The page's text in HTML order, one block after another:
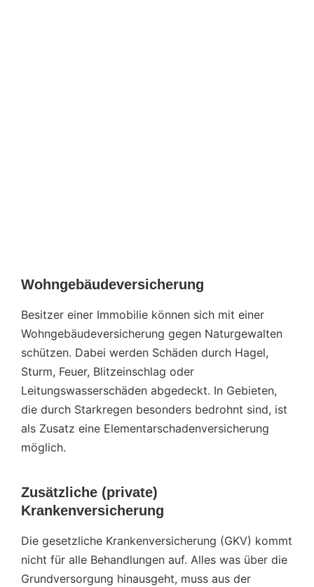
Wohngebäudeversicherung
Besitzer einer Immobilie können sich mit einer
Wohngebäudeversicherung gegen Naturgewalten
schützen. Dabei werden Schäden durch Hagel,
Sturm, Feuer, Blitzeinschlag oder
Leitungswasserschäden abgedeckt. In Gebieten,
die durch Starkregen besonders bedrohnt sind, ist
als Zusatz eine Elementarschadenversicherung
möglich.
Zusätzliche (private)
Krankenversicherung
Die gesetzliche Krankenversicherung (GKV) kommt
nicht für alle Behandlungen auf. Alles was über die
Grundversorgung hinausgeht, muss aus der